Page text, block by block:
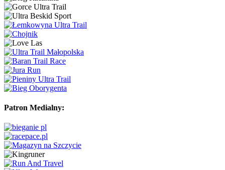
Patron Medialny: